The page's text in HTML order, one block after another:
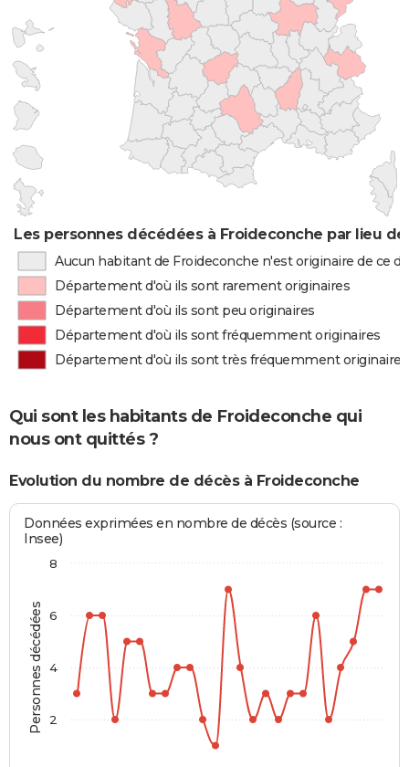
Les personnes décédées à Froideconche par lieu de
Aucun habitant de Froideconche n'est originaire de ce
Département d'où ils sont rarement originaires
Département d'où ils sont peu originaires
Département d'où ils sont fréquemment originaires
Département d'où ils sont très fréquemment originaires
Qui sont les habitants de Froideconche qui
nous ont quittés ?
Evolution du nombre de décès à Froideconche
Personnes décédées
Données exprimées en nombre de décès (source :
Insee)
2
4
6
8